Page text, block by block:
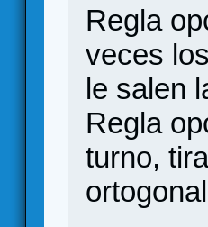
Regla
veces
le salen
Regla
turno,